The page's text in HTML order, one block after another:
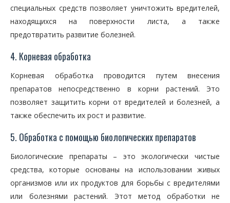
специальных средств позволяет уничтожить вредителей,
находящихся на поверхности листа, а также
предотвратить развитие болезней.
4. Корневая обработка
Корневая обработка проводится путем внесения
препаратов непосредственно в корни растений. Это
позволяет защитить корни от вредителей и болезней, а
также обеспечить их рост и развитие.
5. Обработка с помощью биологических препаратов
Биологические препараты – это экологически чистые
средства, которые основаны на использовании живых
организмов или их продуктов для борьбы с вредителями
или болезнями растений. Этот метод обработки не